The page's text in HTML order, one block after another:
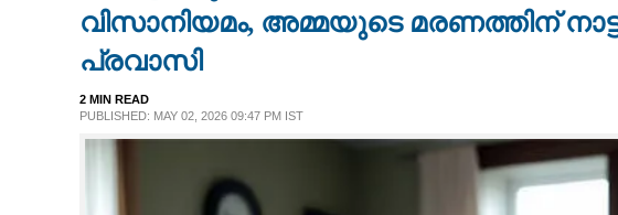
NEWS 360വിസാനിയമം, അമ്മയുടെ മരണത്തിന്
പ്രവാസി
2 MIN READ
PUBLISHED: MAY 02, 2026 09:47 PM IST